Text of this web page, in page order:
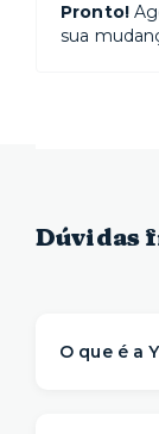
Pronto!
sua
Dúvidas
O que é a